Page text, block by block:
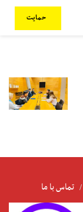
حمایت
تماس با ما